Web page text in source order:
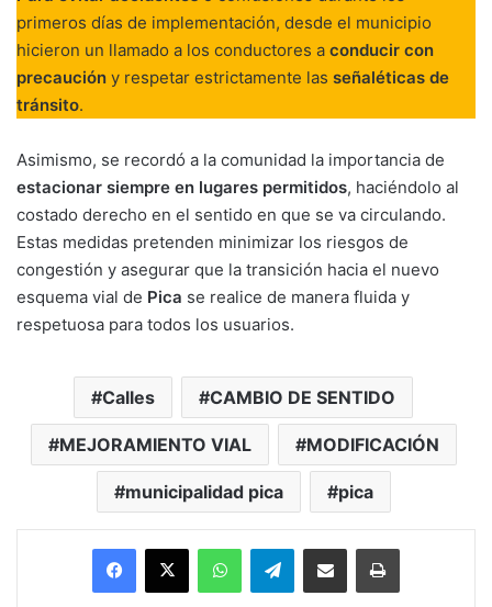
primeros días de implementación, desde el municipio
hicieron un llamado a los conductores a conducir con
precaución y respetar estrictamente las señaléticas de
tránsito.
Asimismo, se recordó a la comunidad la importancia de
estacionar siempre en lugares permitidos, haciéndolo al
costado derecho en el sentido en que se va circulando.
Estas medidas pretenden minimizar los riesgos de
congestión y asegurar que la transición hacia el nuevo
esquema vial de Pica se realice de manera fluida y
respetuosa para todos los usuarios.
Calles CAMBIO DE SENTIDO
MEJORAMIENTO VIAL MODIFICACIÓN
municipalidad pica pica
Facebook
X WhatsAppTelegramEnviar vía email Imprimir